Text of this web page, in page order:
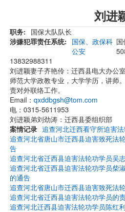
刘进
职务
国保大队队长
涉嫌犯罪责任系统
国保、政保科
公安
13832988311
刘进颖妻子齐艳伶：迁西县电大办
师范大学政教专业，大学学历，讲
责对外联络工作。
Email： qxddbgsh@tom.com
电：0315-5611953
刘进颖弟刘劲涛：迁西县委组织部
案情记录 追查河北迁西看守所迫害
追查河北省唐山市迁西县迫害致死法
告
追查河北省迁西县迫害法轮功学员吴
追查河北省迁西县迫害法轮功学员柴
的通告
追查河北省唐山市迁西县迫害致死法
追查河北省迁西县迫害法轮功学员的
追查河北迁西县迫害法轮功学员陈红